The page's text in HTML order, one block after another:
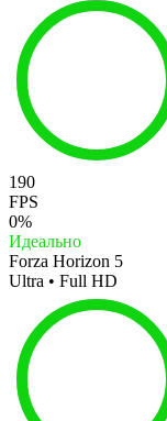
190
FPS
0%
Идеально
Forza Horizon 5
Ultra • Full HD